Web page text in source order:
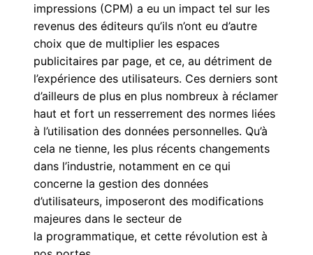
impressions (CPM) a eu un impact tel sur les
revenus des éditeurs qu’ils n’ont eu d’autre
choix que de multiplier les espaces
publicitaires par page, et ce, au détriment de
l’expérience des utilisateurs. Ces derniers sont
d’ailleurs de plus en plus nombreux à réclamer
haut et fort un resserrement des normes liées
à l’utilisation des données personnelles. Qu’à
cela ne tienne, les plus récents changements
dans l’industrie, notamment en ce qui
concerne la gestion des données
d’utilisateurs, imposeront des modifications
majeures dans le secteur de
la programmatique, et cette révolution est à